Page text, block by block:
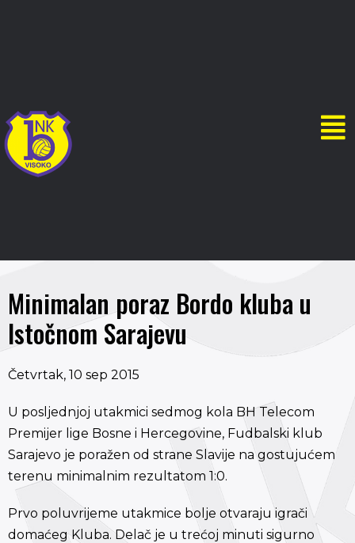
Minimalan poraz Bordo kluba u
Istočnom Sarajevu
Četvrtak, 10 sep 2015
U posljednjoj utakmici sedmog kola BH Telecom
Premijer lige Bosne i Hercegovine, Fudbalski klub
Sarajevo je poražen od strane Slavije na gostujućem
terenu minimalnim rezultatom 1:0.
Prvo poluvrijeme utakmice bolje otvaraju igrači
domaćeg Kluba. Delač je u trećoj minuti sigurno